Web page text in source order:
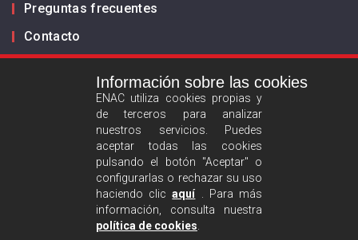
Preguntas frecuentes
Contacto
Política de privacidad
Política de cookies
Información sobre las cookies
ENAC utiliza cookies propias y
de terceros para analizar
nuestros servicios. Puedes
aceptar todas las cookies
pulsando el botón "Aceptar" o
configurarlas o rechazar su uso
haciendo clicaquí. Para más
información, consulta nuestra
política de cookies